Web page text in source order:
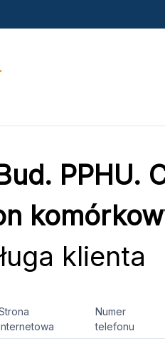
PPHU.
klienta
Numer
telefonu